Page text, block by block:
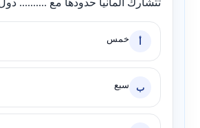
أ خمس
ب سبع